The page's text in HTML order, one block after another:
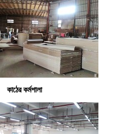
কাঠের কর্মশালা